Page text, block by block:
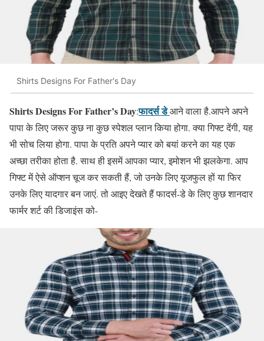
Shirts Designs For Father's Day
Shirts Designs For Father’s Day:फादर्स डेआने वाला है.आपने अपने
पापा के लिए जरूर कुछ ना कुछ स्पेशल प्लान किया होगा. क्या गिफ्ट देंगी, यह
भी सोच लिया होगा. पापा के प्रति अपने प्यार को बयां करने का यह एक
अच्छा तरीका होता है. साथ ही इसमें आपका प्यार, इमोशन भी झलकेगा. आप
गिफ्ट में ऐसे ऑप्शन चूज कर सकती हैं, जो उनके लिए यूजफुल हों या फिर
उनके लिए यादगार बन जाएं. तो‌ आइए देखते हैं फादर्स-डे के लिए कुछ शानदार
फार्मर शर्ट की डिजाइंस को-